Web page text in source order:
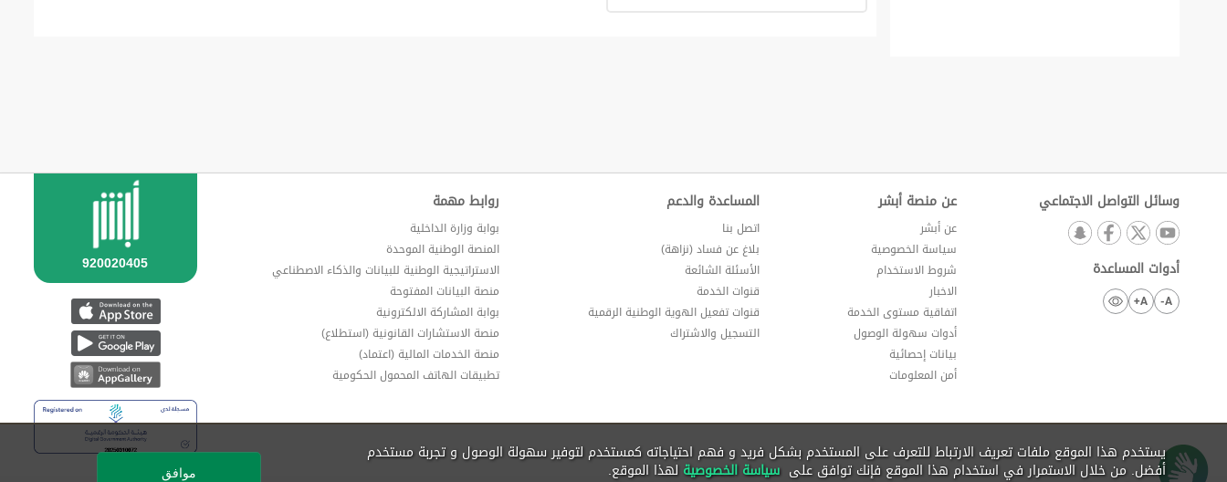
وسائل التواصل الاجتماعي
أدوات المساعدة
A-
A+
عن منصة أبشر
عن أبشر
سياسة الخصوصية
شروط الاستخدام
الاخبار
اتفاقية مستوى الخدمة
أدوات سهولة الوصول
بيانات إحصائية
أمن المعلومات
المساعدة والدعم
اتصل بنا
بلاغ عن فساد (نزاهة)
الأسئلة الشائعة
قنوات الخدمة
قنوات تفعيل الهوية الوطنية الرقمية
التسجيل والاشتراك
روابط مهمة
بوابة وزارة الداخلية
المنصة الوطنية الموحدة
الاستراتيجية الوطنية للبيانات والذكاء الاصطناعي
منصة البيانات المفتوحة
بوابة المشاركة الالكترونية
منصة الاستشارات القانونية (استطلاع)
منصة الخدمات المالية (اعتماد)
تطبيقات الهاتف المحمول الحكومية
يستخدم هذا الموقع ملفات تعريف الارتباط للتعرف على المستخدم بشكل فريد و فهم احتياجاته كمستخدم لتوفير سهولة الوصول و تجربة مستخدم
أفضل. من خلال الاستمرار في استخدام هذا الموقع فإنك توافق على سياسة الخصوصية لهذا الموقع. موافق